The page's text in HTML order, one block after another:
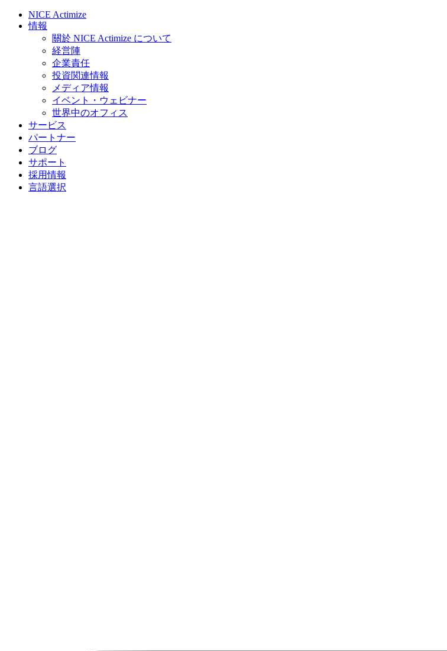
NICE Actimize
情報
關於 NICE Actimize について
経営陣
企業責任
投資関連情報
メディア情報
イベント・ウェビナー
世界中のオフィス
サービス
パートナー
ブログ
サポート
採用情報
言語選択